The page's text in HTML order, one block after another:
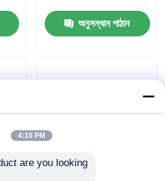
অনুসন্ধান পাঠান
4:10 PM
are you looking